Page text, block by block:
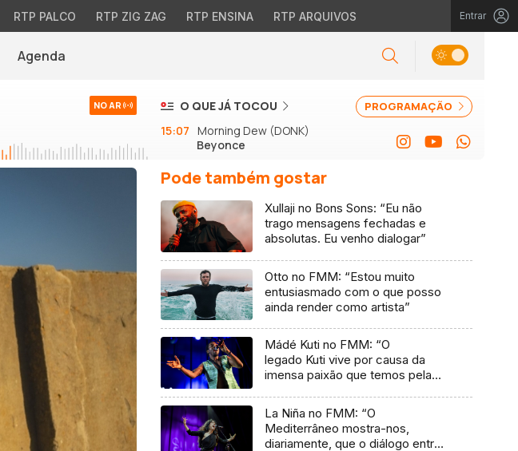
RTP PALCO RTP ZIG ZAG RTP ENSINA RTP ARQUIVOS Entrar
Agenda
NO AR PROGRAMAÇÃO
O QUE JÁ TOCOU
15:07 Morning Dew (DONK)
Beyonce
Pode também gostar
Xullaji no Bons Sons: “Eu não
trago mensagens fechadas e
absolutas. Eu venho dialogar”
Otto no FMM: “Estou muito
entusiasmado com o que posso
ainda render como artista”
Mádé Kuti no FMM: “O
legado Kuti vive por causa da
imensa paixão que temos pela
La Niña no FMM: “O
Mediterrâneo mostra-nos,
diariamente, que o diálogo entre